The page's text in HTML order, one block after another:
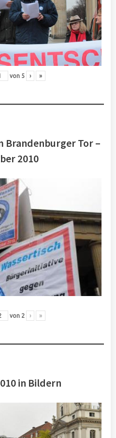
von 5 › »
Brandenburger Tor –
2010
von 2 › »
in Bildern